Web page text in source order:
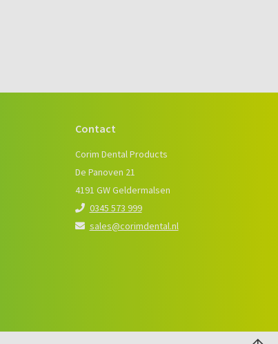
Contact
Corim Dental Products
De Panoven 21
4191 GW Geldermalsen
0345 573 999
sales@corimdental.nl